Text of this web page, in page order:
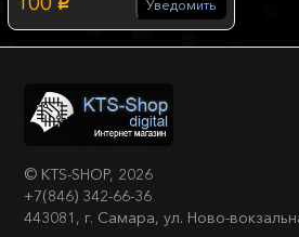
p Уведомить
© KTS-SHOP, 2026
+7(846) 342-66-36
443081, г. Самара, ул. Ново-